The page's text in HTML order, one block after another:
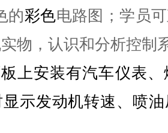
的彩色电路图；学员
物，认识和分析控制
上安装有汽车仪表
示发动机转速、喷